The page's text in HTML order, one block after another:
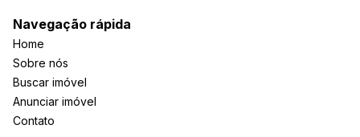
Navegação rápida
Home
Sobre nós
Buscar imóvel
Anunciar imóvel
Contato